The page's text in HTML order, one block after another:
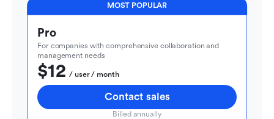
MOST POPULAR
Pro
For companies with comprehensive collaboration and
management needs
$12
  / user / month
Contact sales
Billed annually